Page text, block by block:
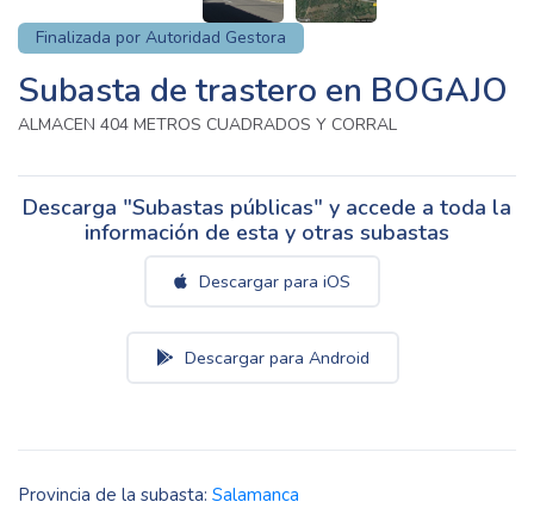
Finalizada por Autoridad Gestora
Subasta de trastero en BOGAJO
ALMACEN 404 METROS CUADRADOS Y CORRAL
Descarga "Subastas públicas" y accede a toda la
información de esta y otras subastas
Descargar para iOS
Descargar para Android
Provincia de la subasta: Salamanca